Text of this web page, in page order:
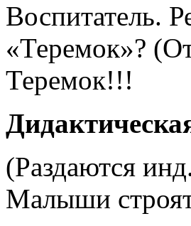
Воспитатель.
«Теремок»?
Теремок!!!
(Раздаются
Малыши